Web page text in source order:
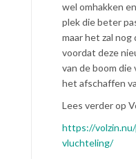
wel omhakken
plek die beter
maar het zal nog
voordat deze
van de boom
het afschaffen
Lees verder op
https://
vluchteling/